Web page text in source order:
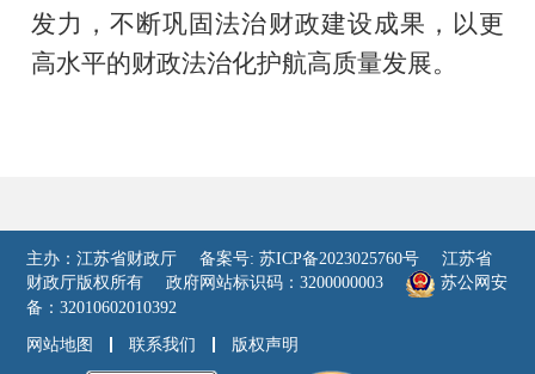
发力 ，不断巩固法治财政建设成果，以更
高水平的财政法治化护航高质量发展。
主办：江苏省财政厅 备案号: 苏ICP备2023025760号
江苏省
财政厅版权所有
政府网站标识码：3200000003
苏公网安
备：32010602010392
网站地图 联系我们 版权声明